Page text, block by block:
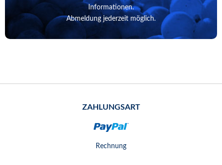
Informationen.
Abmeldung jederzeit möglich.
ZAHLUNGSART
Rechnung